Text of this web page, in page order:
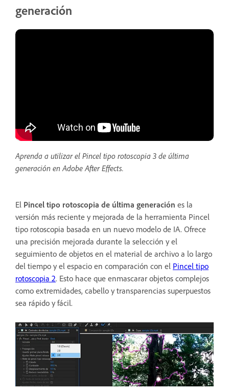
generación
Aprenda a utilizar el Pincel tipo rotoscopia 3 de última
generación en Adobe After Effects.
El Pincel tipo rotoscopia de última generación es la
versión más reciente y mejorada de la herramienta Pincel
tipo rotoscopia basada en un nuevo modelo de IA. Ofrece
una precisión mejorada durante la selección y el
seguimiento de objetos en el material de archivo a lo largo
del tiempo y el espacio en comparación con el Pincel tipo
rotoscopia 2. Esto hace que enmascarar objetos complejos
como extremidades, cabello y transparencias superpuestos
sea rápido y fácil.